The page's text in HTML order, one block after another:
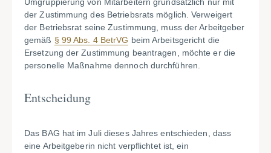
der Zustimmung des Betriebsrats möglich. Verweigert
der Betriebsrat seine Zustimmung, muss der Arbeitgeber
gemäß § 99 Abs. 4 BetrVG beim Arbeitsgericht die
Ersetzung der Zustimmung beantragen, möchte er die
personelle Maßnahme dennoch durchführen.
Entscheidung
Das BAG hat im Juli dieses Jahres entschieden, dass
eine Arbeitgeberin nicht verpflichtet ist, ein